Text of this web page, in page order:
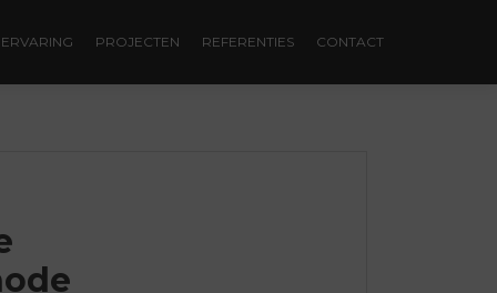
ERVARING PROJECTEN REFERENTIES CONTACT